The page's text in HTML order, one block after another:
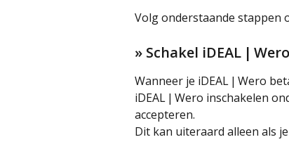
Volg onderstaande stappen
» Schakel iDEAL |
Wanneer je iDEAL | Wero
iDEAL | Wero inschakelen
accepteren.
Dit kan uiteraard alleen als